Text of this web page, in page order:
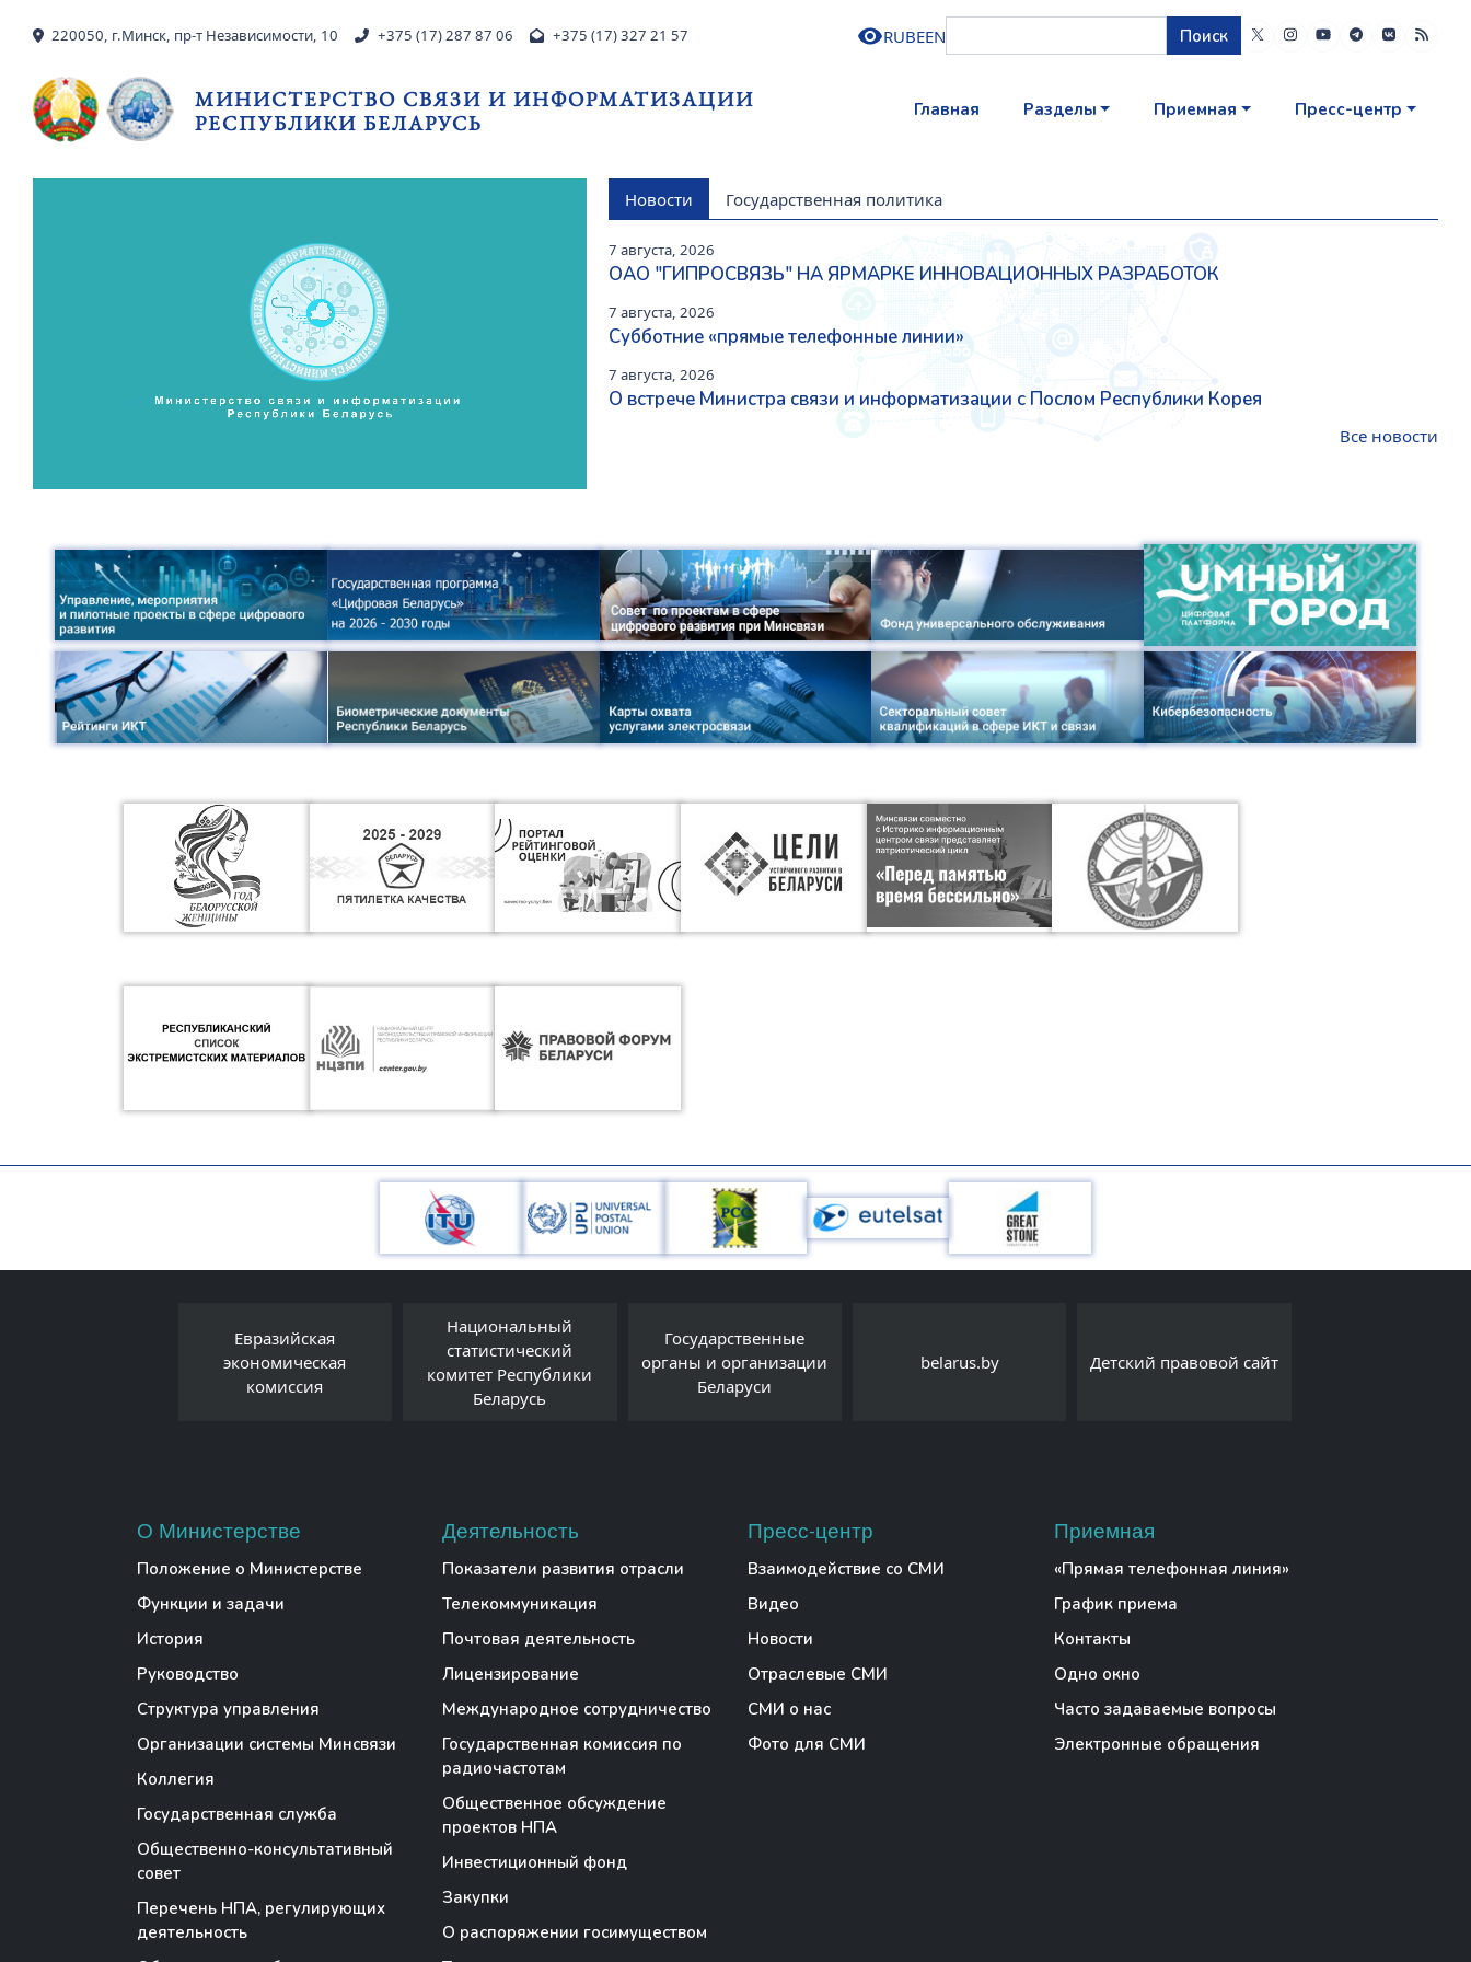
220050, г.Минск, пр-т Независимости, 10 +375 (17) 287 87 06 +375 (17) 327 21 57 RUBEEN Поиск
МИНИСТЕРСТВО СВЯЗИ И ИНФОРМАТИЗАЦИИ
РЕСПУБЛИКИ БЕЛАРУСЬ
Главная Разделы Приемная Пресс-центр
Новости Государственная политика
7 августа, 2026
ОАО "ГИПРОСВЯЗЬ" НА ЯРМАРКЕ ИННОВАЦИОННЫХ РАЗРАБОТОК
7 августа, 2026
Субботние «прямые телефонные линии»
7 августа, 2026
О встрече Министра связи и информатизации с Послом Республики Корея
Все новости
Евразийская
экономическая
комиссия
Национальный
статистический
комитет Республики
Беларусь
Государственные
органы и организации
Беларуси
belarus.by Детский правовой сайт
О Министерстве
Положение о Министерстве
Функции и задачи
История
Руководство
Структура управления
Организации системы Минсвязи
Коллегия
Государственная служба
Общественно-консультативный
совет
Перечень НПА, регулирующих
деятельность
Деятельность
Показатели развития отрасли
Телекоммуникация
Почтовая деятельность
Лицензирование
Международное сотрудничество
Государственная комиссия по
радиочастотам
Общественное обсуждение
проектов НПА
Инвестиционный фонд
Закупки
О распоряжении госимуществом
Пресс-центр
Взаимодействие со СМИ
Видео
Новости
Отраслевые СМИ
СМИ о нас
Фото для СМИ
Приемная
«Прямая телефонная линия»
График приема
Контакты
Одно окно
Часто задаваемые вопросы
Электронные обращения